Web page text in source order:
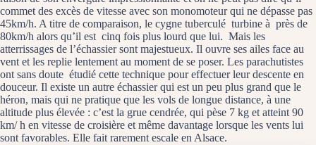
commet des excès de vitesse avec son monomoteur qui ne dépasse pas
45km/h. A titre de comparaison, le cygne tuberculé turbine à près de
80km/h alors qu’il est cinq fois plus lourd que lui. Mais les
atterrissages de l’échassier sont majestueux. Il ouvre ses ailes face au
vent et les replie lentement au moment de se poser. Les parachutistes
ont sans doute étudié cette technique pour effectuer leur descente en
douceur. Il existe un autre échassier qui est un peu plus grand que le
héron, mais qui ne pratique que les vols de longue distance, à une
altitude plus élevée : c’est la grue cendrée, qui pèse 7 kg et atteint 90
km/ h en vitesse de croisière et même davantage lorsque les vents lui
sont favorables. Elle fait rarement escale en Alsace.